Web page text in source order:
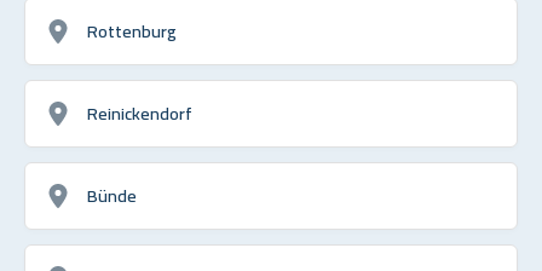
Rottenburg
Reinickendorf
Bünde